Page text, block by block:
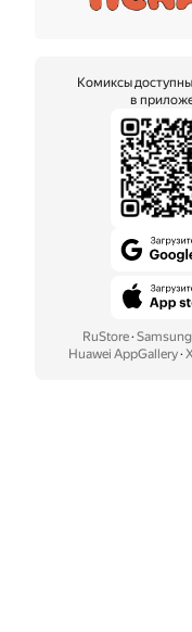
Комиксы
в
RuStore·
Huawei AppGallery·